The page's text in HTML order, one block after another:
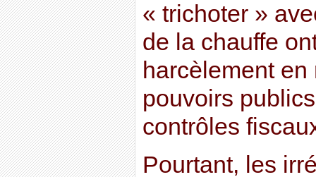
« trichoter »
de la chauffe
harcèlement
pouvoirs
contrôles
Pourtant, les